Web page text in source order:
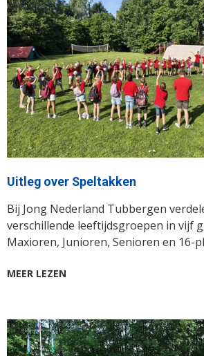
Uitleg over Speltakken
Bij Jong Nederland Tubbergen
verschillende leeftijdsgroepen in vijf
Maxioren, Junioren, Senioren en 16-
MEER LEZEN